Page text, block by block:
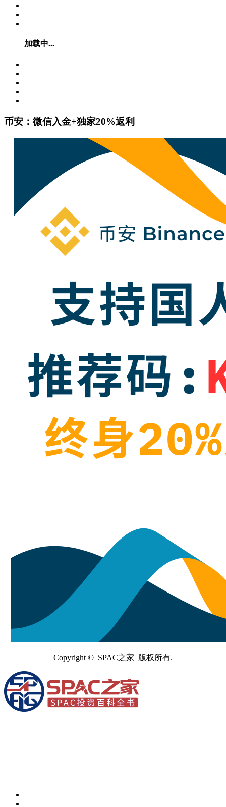
加载中...
币安：微信入金+独家20%返利
Copyright © SPAC之家 版权所有.